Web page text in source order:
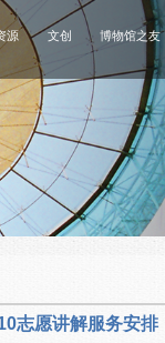
源 文创 博物馆之友
志愿讲解服务安排